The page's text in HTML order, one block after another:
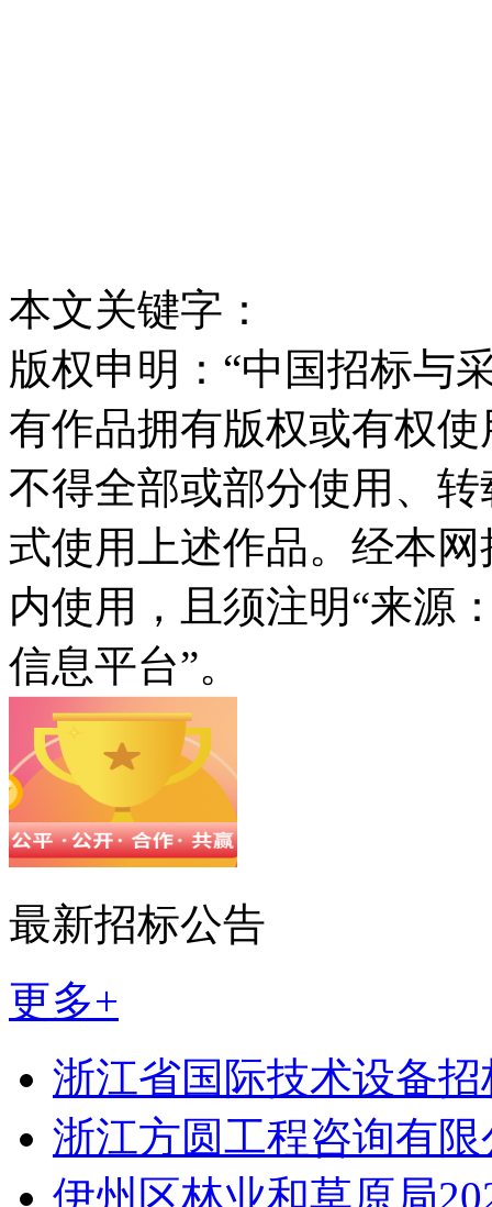
本文关键字：
版权申明：“中国招标与
有作品拥有版权或有权
不得全部或部分使用、
式使用上述作品。经本
内使用，且须注明“来源
信息平台”。
最新招标公告
更多+
浙江省国际技术设备
浙江方圆工程咨询有
伊州区林业和草原局